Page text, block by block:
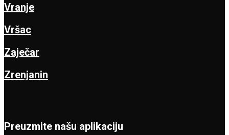
Vranje
Vršac
Zaječar
Zrenjanin
Preuzmite našu aplikaciju